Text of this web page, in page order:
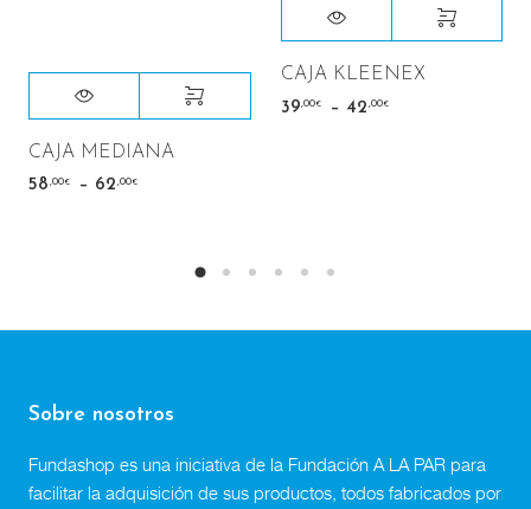
CAJA MEDIANA
58 ,00€ – 62 ,00€
CAJA KLEENEX
39,00€ – 42 ,00€
Sobre nosotros
Fundashop es una iniciativa de la Fundación A LA PAR para
facilitar la adquisición de sus productos, todos fabricados por